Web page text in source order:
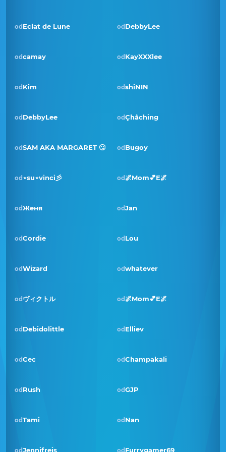
od Eclat de Lune od DebbyLee
odcamay Pobjednik · svi 2023
od KayXXXlee
od Kim odshiNIN
od DebbyLee odÇhåching
odSAM AKA MARGARET 🙄 Pobjednik · kol 2022
od Bugoy
od ⋆su⋆vinci彡 od 🌌Mom💕E🌌
odЖеня odJan
odCordie Pobjednik · pro 2021
od Lou
odWizard odwhatever
od ヴィクトル od 🌌Mom💕E🌌
od Debidolittle Pobjednik · svi 2020
od Elliev
odCec odChampakali
od Rush odGJP
odTami Pobjednik · ruj 2019
od Nan
odJennifreis od Furrygamer69